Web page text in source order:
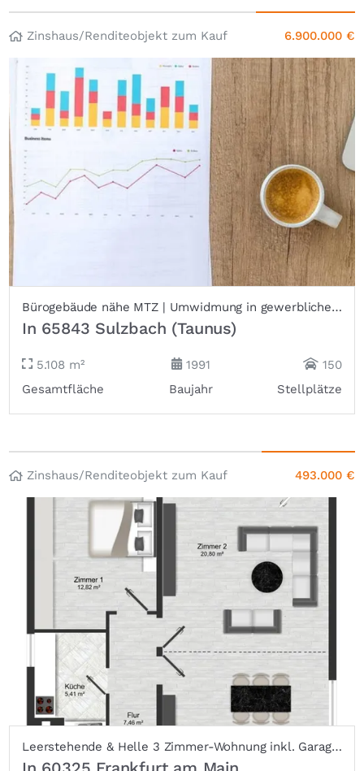
Zinshaus/Renditeobjekt zum Kauf 6.900.000 €
Bürogebäude nähe MTZ | Umwidmung in gewerbliches Wohnen möglich***
In 65843 Sulzbach (Taunus)
5.108 m²
Gesamtfläche
1991
Baujahr
150
Stellplätze
Zinshaus/Renditeobjekt zum Kauf 493.000 €
Leerstehende & Helle 3 Zimmer-Wohnung inkl. Garage | nähe Westendplatz